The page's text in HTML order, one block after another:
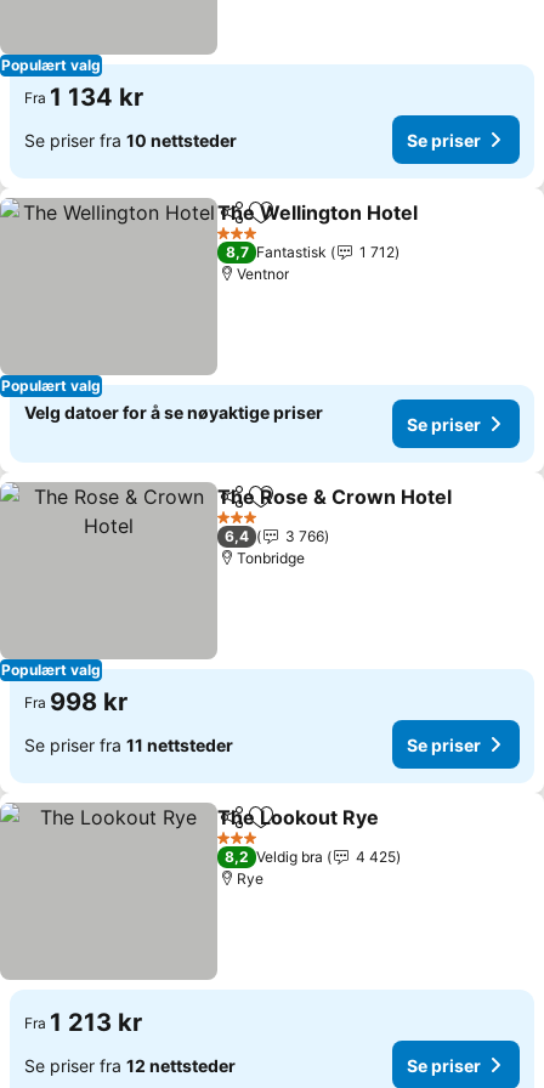
Populært valg
Fra 1 134 kr
Se priser fra 10 nettsteder Se priser
Populært valg
Del Legg til i favoritter
The Wellington Hotel
3 Stjerner
8,7 Fantastisk
1 712
Ventnor
Velg datoer for å se nøyaktige priser
Se priser
Populært valg
Del Legg til i favoritter
The Rose & Crown Hotel
3 Stjerner
6,4
3 766
Tonbridge
Fra 998 kr
Se priser fra 11 nettsteder Se priser
Del Legg til i favoritter
The Lookout Rye
3 Stjerner
8,2 Veldig bra
4 425
Rye
Fra 1 213 kr
Se priser fra 12 nettsteder Se priser